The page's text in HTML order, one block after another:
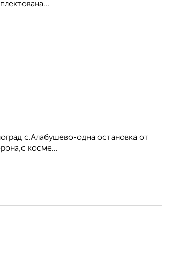
с.Алабушево-одна остановка от
косме...